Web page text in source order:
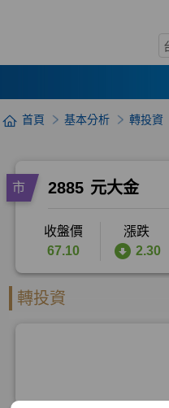
首頁 基本分析 轉投資